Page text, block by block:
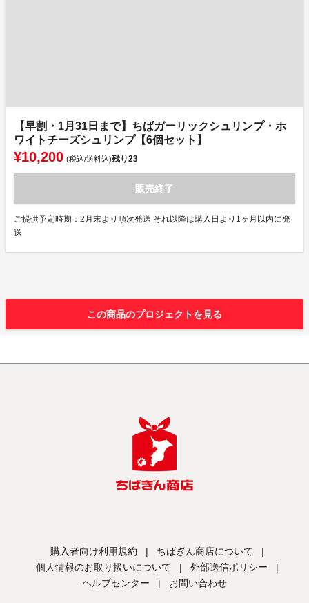
【早割・1月31日まで】ちばガーリックシュリンプ・ホ
ワイトチーズシュリンプ【6個セット】
¥10,200 (税込/送料込)残り23
販売終了
ご提供予定時期：2月末より順次発送 それ以降は購入日より1ヶ月以内に発
送
この商品のプロジェクトを見る
購入者向け利用規約 | ちばぎん商店について
|
個人情報のお取り扱いについて
| 外部送信ポリシー
|
ヘルプセンター
| お問い合わせ